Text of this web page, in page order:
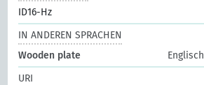
ID16-Hz
IN ANDEREN SPRACHEN
Wooden plate
Englisch
URI